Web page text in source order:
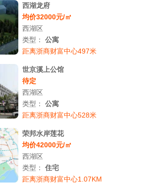
西湖龙府
均价32000元/㎡
西湖区
类型：公寓
距离浙商财富中心497米
世京溪上公馆
待定
西湖区
类型：公寓
距离浙商财富中心528米
荣邦水岸莲花
均价42000元/㎡
西湖区
类型：住宅
距离浙商财富中心1.07KM